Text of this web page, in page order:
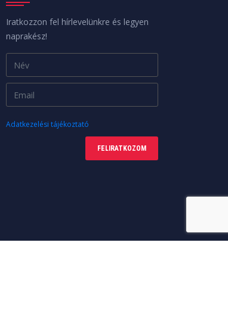
Iratkozzon fel hírlevelünkre és legyen
naprakész!
Adatkezelési tájékoztató
FELIRATKOZOM